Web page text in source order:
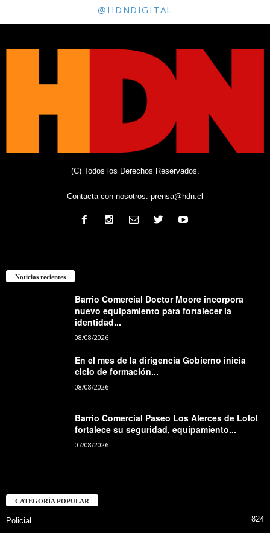
@HDNDIGITAL
(C) Todos los Derechos Reservados.
Contacta con nosotros: prensa@hdn.cl
Noticias recientes
Barrio Comercial Doctor Moore incorpora
nuevo equipamiento para fortalecer la
identidad...
08/08/2026
En el mes de la dirigencia Gobierno inicia
ciclo de formación...
08/08/2026
Barrio Comercial Paseo Los Alerces de Lolol
fortalece su seguridad, equipamiento...
07/08/2026
CATEGORÍA POPULAR
Policial
824